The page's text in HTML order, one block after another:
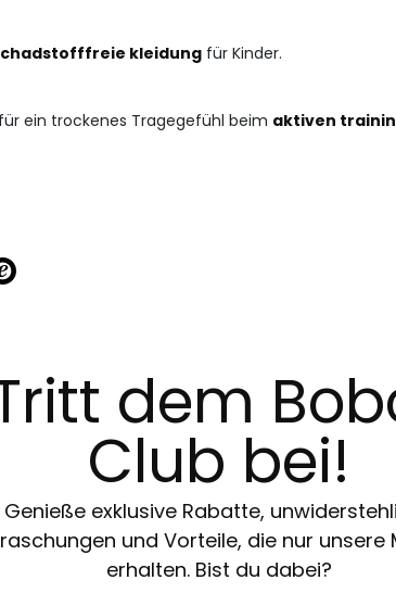
kleidung für Kinder.
ein trockenes Tragegefühl beim aktiven
dem
Club bei!
Genieße exklusive Rabatte,
und Vorteile, die nur unsere
erhalten. Bist du dabei?